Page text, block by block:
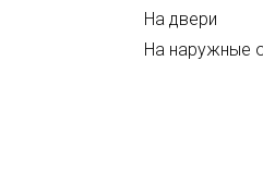
На двери
На наружные